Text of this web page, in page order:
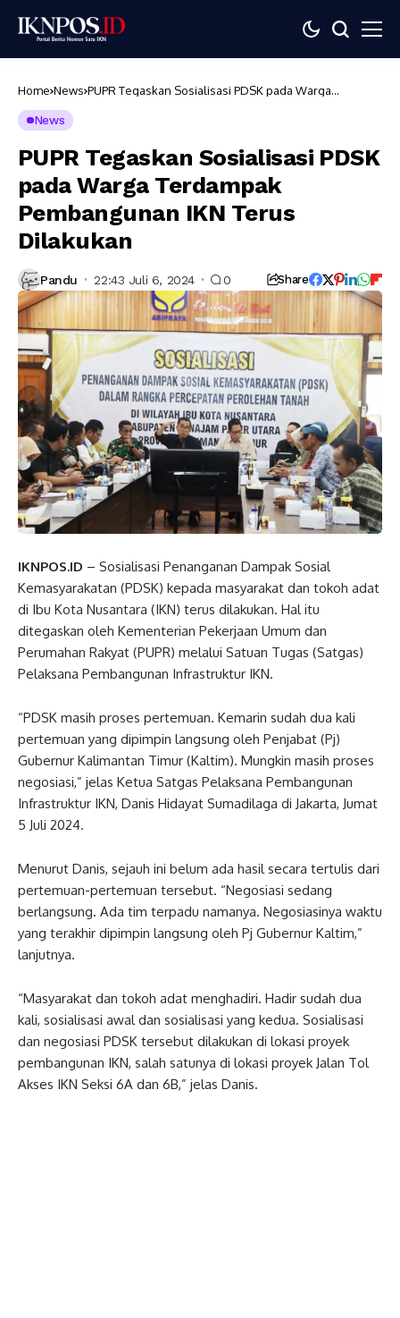
Home News PUPR Tegaskan Sosialisasi PDSK pada Warga
News
PUPR Tegaskan Sosialisasi PDSK
pada Warga Terdampak
Pembangunan IKN Terus
Dilakukan
Pandu 22:43 Juli 6, 2024 0 Share
IKNPOS.ID – Sosialisasi Penanganan Dampak Sosial
Kemasyarakatan (PDSK) kepada masyarakat dan tokoh adat
di Ibu Kota Nusantara (IKN) terus dilakukan. Hal itu
ditegaskan oleh Kementerian Pekerjaan Umum dan
Perumahan Rakyat (PUPR) melalui Satuan Tugas (Satgas)
Pelaksana Pembangunan Infrastruktur IKN.
“PDSK masih proses pertemuan. Kemarin sudah dua kali
pertemuan yang dipimpin langsung oleh Penjabat (Pj)
Gubernur Kalimantan Timur (Kaltim). Mungkin masih proses
negosiasi,” jelas Ketua Satgas Pelaksana Pembangunan
Infrastruktur IKN, Danis Hidayat Sumadilaga di Jakarta, Jumat
5 Juli 2024.
Menurut Danis, sejauh ini belum ada hasil secara tertulis dari
pertemuan-pertemuan tersebut. “Negosiasi sedang
berlangsung. Ada tim terpadu namanya. Negosiasinya waktu
yang terakhir dipimpin langsung oleh Pj Gubernur Kaltim,”
lanjutnya.
“Masyarakat dan tokoh adat menghadiri. Hadir sudah dua
kali, sosialisasi awal dan sosialisasi yang kedua. Sosialisasi
dan negosiasi PDSK tersebut dilakukan di lokasi proyek
pembangunan IKN, salah satunya di lokasi proyek Jalan Tol
Akses IKN Seksi 6A dan 6B,” jelas Danis.